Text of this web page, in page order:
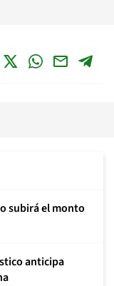
subirá el monto
anticipa